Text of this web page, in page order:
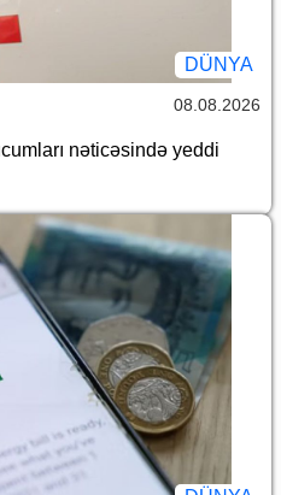
DÜNYA
08.08.2026
nəticəsində yeddi